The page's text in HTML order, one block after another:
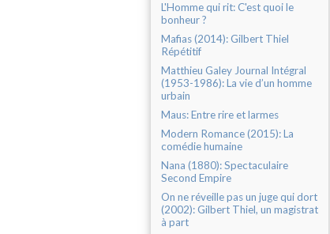
L'Homme qui rit: C'est quoi le
bonheur ?
Mafias (2014): Gilbert Thiel
Répétitif
Matthieu Galey Journal Intégral
(1953-1986): La vie d’un homme
urbain
Maus: Entre rire et larmes
Modern Romance (2015): La
comédie humaine
Nana (1880): Spectaculaire
Second Empire
On ne réveille pas un juge qui dort
(2002): Gilbert Thiel, un magistrat
à part